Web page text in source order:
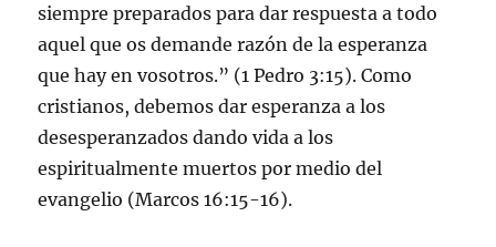
siempre preparados para dar respuesta a todo
aquel que os demande razón de la esperanza
que hay en vosotros.” (1 Pedro 3:15). Como
cristianos, debemos dar esperanza a los
desesperanzados dando vida a los
espiritualmente muertos por medio del
evangelio (Marcos 16:15-16).